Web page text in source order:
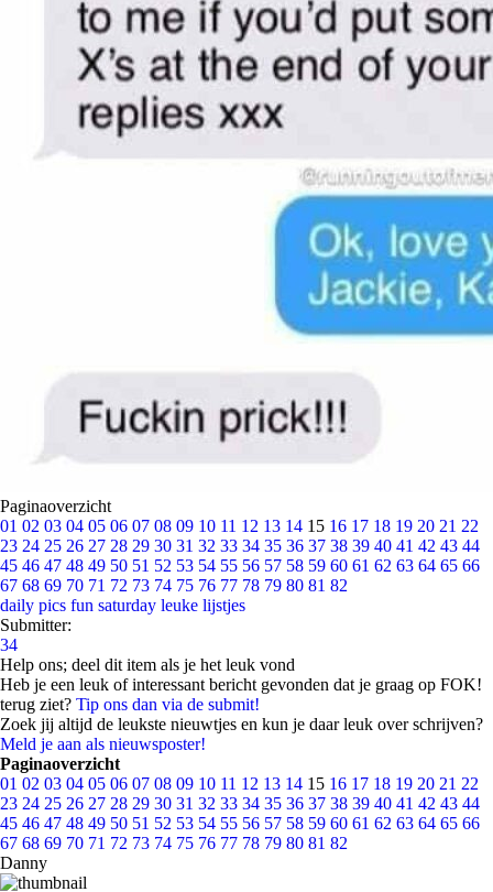
Paginaoverzicht
01 02 03 04 05 06 07 08 09 10 11 12 13 14 15 16 17 18 19 20 21 22
23 24 25 26 27 28 29 30 31 32 33 34 35 36 37 38 39 40 41 42 43 44
45 46 47 48 49 50 51 52 53 54 55 56 57 58 59 60 61 62 63 64 65 66
67 68 69 70 71 72 73 74 75 76 77 78 79 80 81 82
daily pics fun saturday leuke lijstjes
Submitter:
34
Help ons; deel dit item als je het leuk vond
Heb je een leuk of interessant bericht gevonden dat je graag op FOK!
terug ziet? Tip ons dan via de submit!
Zoek jij altijd de leukste nieuwtjes en kun je daar leuk over schrijven?
Meld je aan als nieuwsposter!
Paginaoverzicht
01 02 03 04 05 06 07 08 09 10 11 12 13 14 15 16 17 18 19 20 21 22
23 24 25 26 27 28 29 30 31 32 33 34 35 36 37 38 39 40 41 42 43 44
45 46 47 48 49 50 51 52 53 54 55 56 57 58 59 60 61 62 63 64 65 66
67 68 69 70 71 72 73 74 75 76 77 78 79 80 81 82
Danny